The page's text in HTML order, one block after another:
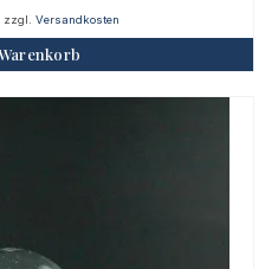
zzgl. Versandkosten